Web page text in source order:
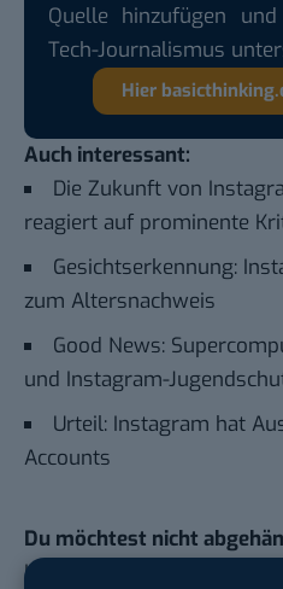
Quelle hinzufügen
Tech-Journalismus
Hier
Auch interessant:
Die Zukunft von
reagiert auf prominente
Gesichtserkennung:
zum Altersnachweis
Good News:
und Instagram-
Urteil: Instagram hat
Accounts
Du möchtest nicht
KI, Green Tech und die